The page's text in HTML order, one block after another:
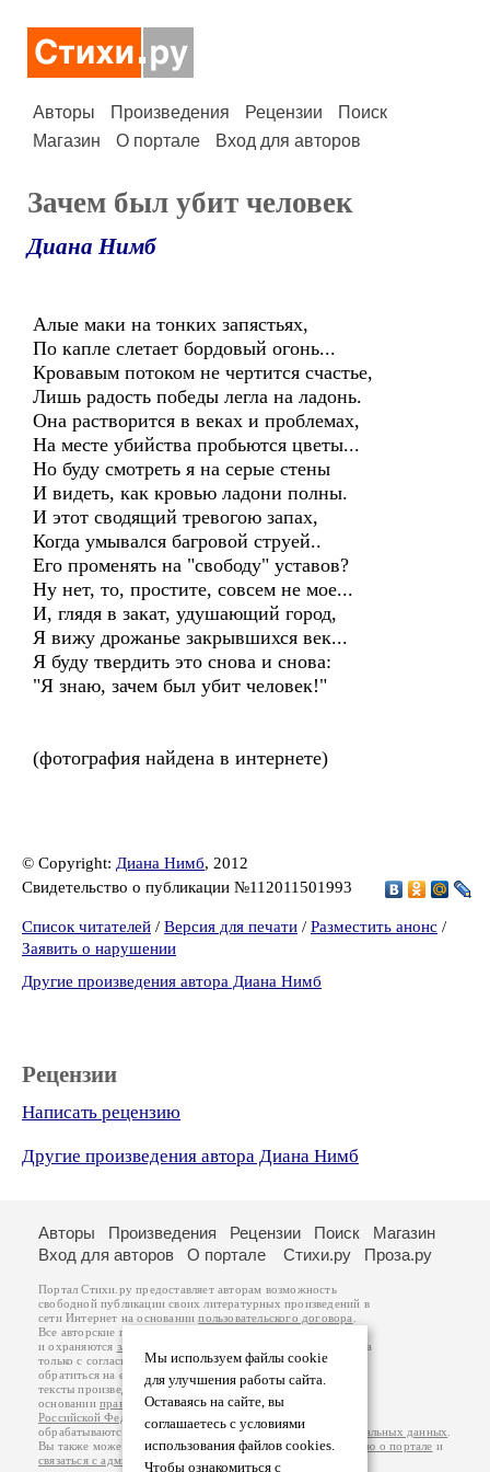
Авторы Произведения Рецензии
Поиск
Магазин
О портале Вход для авторов
Зачем был убит человек
Диана Нимб
Алые маки на тонких запястьях,
По капле слетает бордовый огонь...
Кровавым потоком не чертится счастье,
Лишь радость победы легла на ладонь.
Она растворится в веках и проблемах,
На месте убийства пробьются цветы...
Но буду смотреть я на серые стены
И видеть, как кровью ладони полны.
И этот сводящий тревогою запах,
Когда умывался багровой струей..
Его променять на "свободу" уставов?
Ну нет, то, простите, совсем не мое...
И, глядя в закат, удушающий город,
Я вижу дрожанье закрывшихся век...
Я буду твердить это снова и снова:
"Я знаю, зачем был убит человек!"
(фотография найдена в интернете)
© Copyright: Диана Нимб, 2012
Свидетельство о публикации №112011501993
Список читателей / Версия для печати / Разместить анонс /
Заявить о нарушении
Другие произведения автора Диана Нимб
Рецензии
Написать рецензию
Другие произведения автора Диана Нимб
Мы используем файлы cookie
для улучшения работы сайта.
Оставаясь на сайте, вы
соглашаетесь с условиями
использования файлов cookies.
Чтобы ознакомиться с
Авторы Произведения Рецензии Поиск
Магазин
Вход для авторов
О портале Стихи.ру Проза.ру
Портал Стихи.ру предоставляет авторам возможность
свободной публикации своих литературных произведений в
сети Интернет на основаниипользовательского договора
Все авторские права на произведения принадлежат авторам
и охраняются законом
. Перепечатка произведений возможна
только с согласия его автора, к которому вы можете
обратиться на его авторской странице. Ответственность за
тексты произведений авторы несут самостоятельно на
основанииправил публикацииизаконодательства
Российской Федерации
обрабатываются на основанииПолитики обработки персональных данных
Вы также можете посмотреть более подробнуюинформацию о портале и
связаться с администрацией